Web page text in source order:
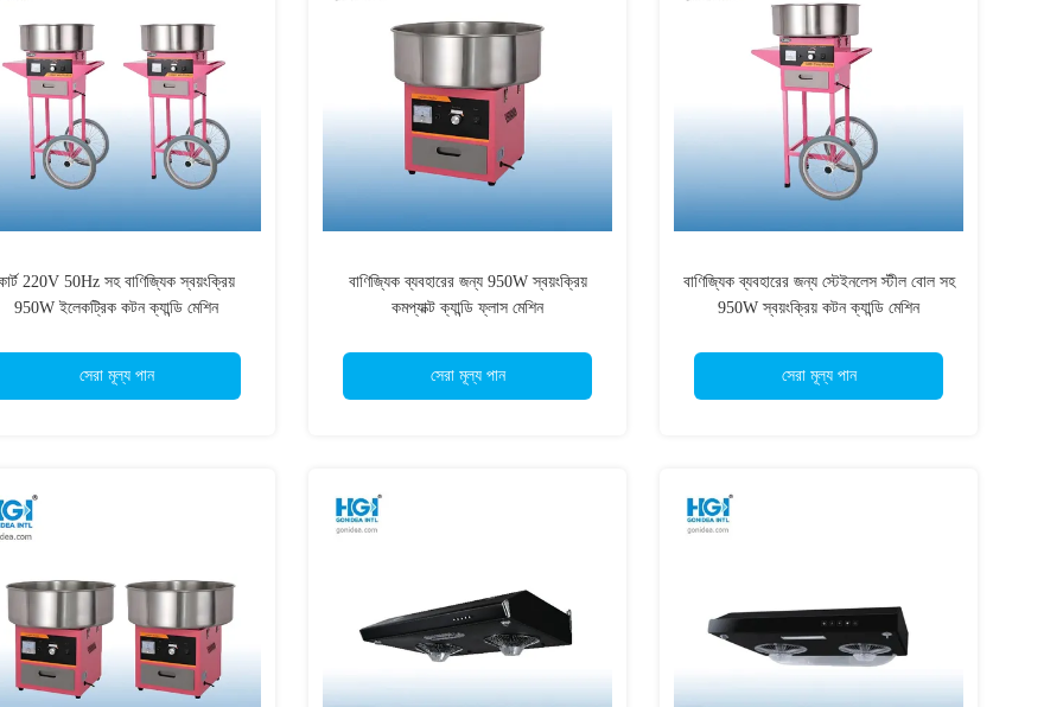
220V 50Hz সহ বাণিজ্যিক স্বয়ংক্রিয়
950W ইলেকট্রিক কটন ক্যান্ডি মেশিন
সেরা মূল্য পান
বাণিজ্যিক ব্যবহারের জন্য 950W স্বয়ংক্রিয়
কমপ্যাক্ট ক্যান্ডি ফ্লাস মেশিন
সেরা মূল্য পান
বাণিজ্যিক ব্যবহারের জন্য স্টেইনলেস স্টীল বোল সহ
950W স্বয়ংক্রিয় কটন ক্যান্ডি মেশিন
সেরা মূল্য পান